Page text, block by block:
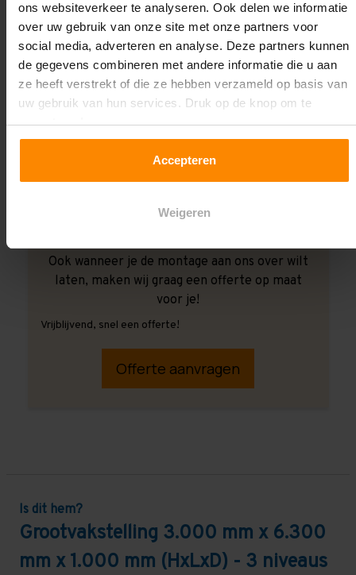
ons websiteverkeer te analyseren. Ook delen we informatie
over uw gebruik van onze site met onze partners voor
social media, adverteren en analyse. Deze partners kunnen
de gegevens combineren met andere informatie die u aan
ze heeft verstrekt of die ze hebben verzameld op basis van
uw gebruik van hun services. Druk op de knop om te
accepteren!
Accepteren
Weigeren
Ook wanneer je de montage aan ons over wilt
laten, maken wij graag een offerte op maat
voor je!
Vrijblijvend, snel een offerte!
Offerte aanvragen
Is dit hem?
Grootvakstelling 3.000 mm x 6.300
mm x 1.000 mm (HxLxD) - 3 niveaus